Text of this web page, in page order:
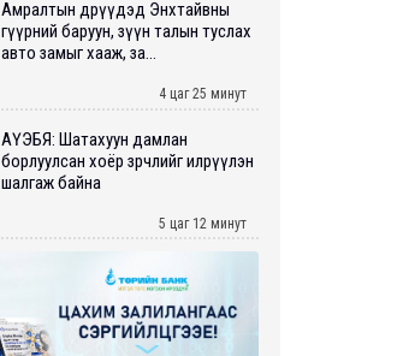
Амралтын өдрүүдэд Энхтайвны
гүүрний баруун, зүүн талын туслах
авто замыг хааж, за...
4 цаг 25 минут
АҮЭБЯ: Шатахуун дамлан
борлуулсан хоёр зөрчлийг илрүүлэн
шалгаж байна
5 цаг 12 минут